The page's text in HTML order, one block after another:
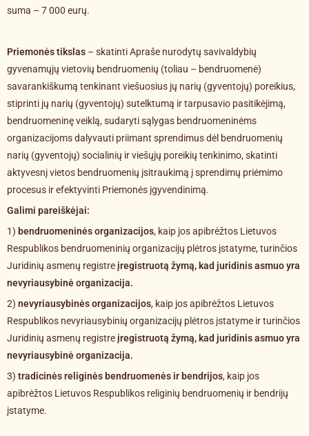
suma – 7 000 eurų.
Priemonės tikslas – skatinti Apraše nurodytų savivaldybių
gyvenamųjų vietovių bendruomenių (toliau – bendruomenė)
savarankiškumą tenkinant viešuosius jų narių (gyventojų) poreikius,
stiprinti jų narių (gyventojų) sutelktumą ir tarpusavio pasitikėjimą,
bendruomeninę veiklą, sudaryti sąlygas bendruomeninėms
organizacijoms dalyvauti priimant sprendimus dėl bendruomenių
narių (gyventojų) socialinių ir viešųjų poreikių tenkinimo, skatinti
aktyvesnį vietos bendruomenių įsitraukimą į sprendimų priėmimo
procesus ir efektyvinti Priemonės įgyvendinimą.
Galimi pareiškėjai:
1) bendruomeninės organizacijos, kaip jos apibrėžtos Lietuvos
Respublikos bendruomeninių organizacijų plėtros įstatyme, turinčios
Juridinių asmenų registre įregistruotą žymą, kad juridinis asmuo yra
nevyriausybinė organizacija.
2) nevyriausybinės organizacijos, kaip jos apibrėžtos Lietuvos
Respublikos nevyriausybinių organizacijų plėtros įstatyme ir turinčios
Juridinių asmenų registre įregistruotą žymą, kad juridinis asmuo yra
nevyriausybinė organizacija.
3) tradicinės religinės bendruomenės ir bendrijos, kaip jos
apibrėžtos Lietuvos Respublikos religinių bendruomenių ir bendrijų
įstatyme.